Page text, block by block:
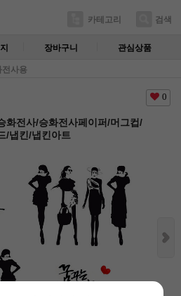
카테고리 검색
장바구니 관심상품
전사용
0
화전사/승화전사페이퍼/머그컵/
/냅킨/냅킨아트